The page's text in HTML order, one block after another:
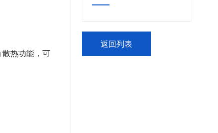
热功能，可
返回列表